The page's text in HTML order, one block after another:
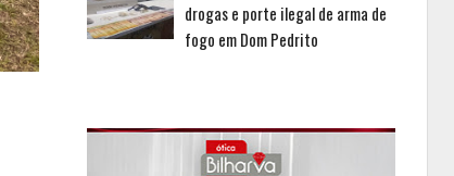
drogas e porte ilegal de arma de
fogo em Dom Pedrito